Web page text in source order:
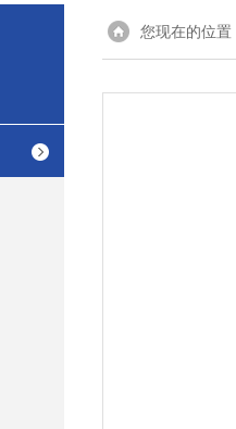
您现在的位置